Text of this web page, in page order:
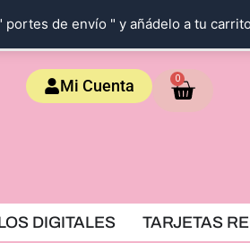
de envío " y añádelo a tu
Mi Cuenta 0
Carrito
DIGITALES TARJETAS